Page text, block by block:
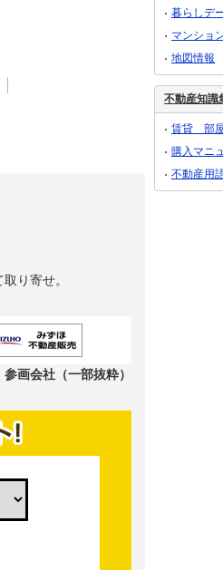
り寄せ。
参画会社（一部抜粋）
暮らしデ
マンショ
地図情報
不動産知識
賃貸 部
購入マニ
不動産用